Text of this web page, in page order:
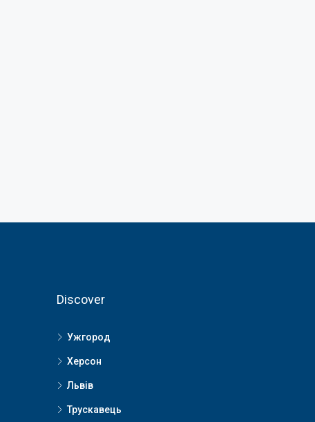
Discover
Ужгород
Херсон
Львів
Трускавець